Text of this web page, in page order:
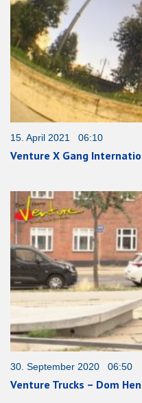
15. April 2021 06:10
Venture X Gang
30. September 2020 06:50
Venture Trucks – Dom